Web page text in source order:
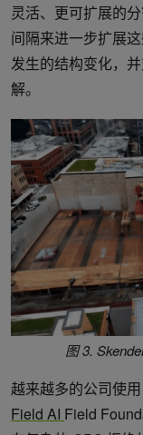
灵活、更可扩展的分
间隔来进一步扩展
发生的结构变化，
解。
图 3.
越来越多的公司使
Field AI Field